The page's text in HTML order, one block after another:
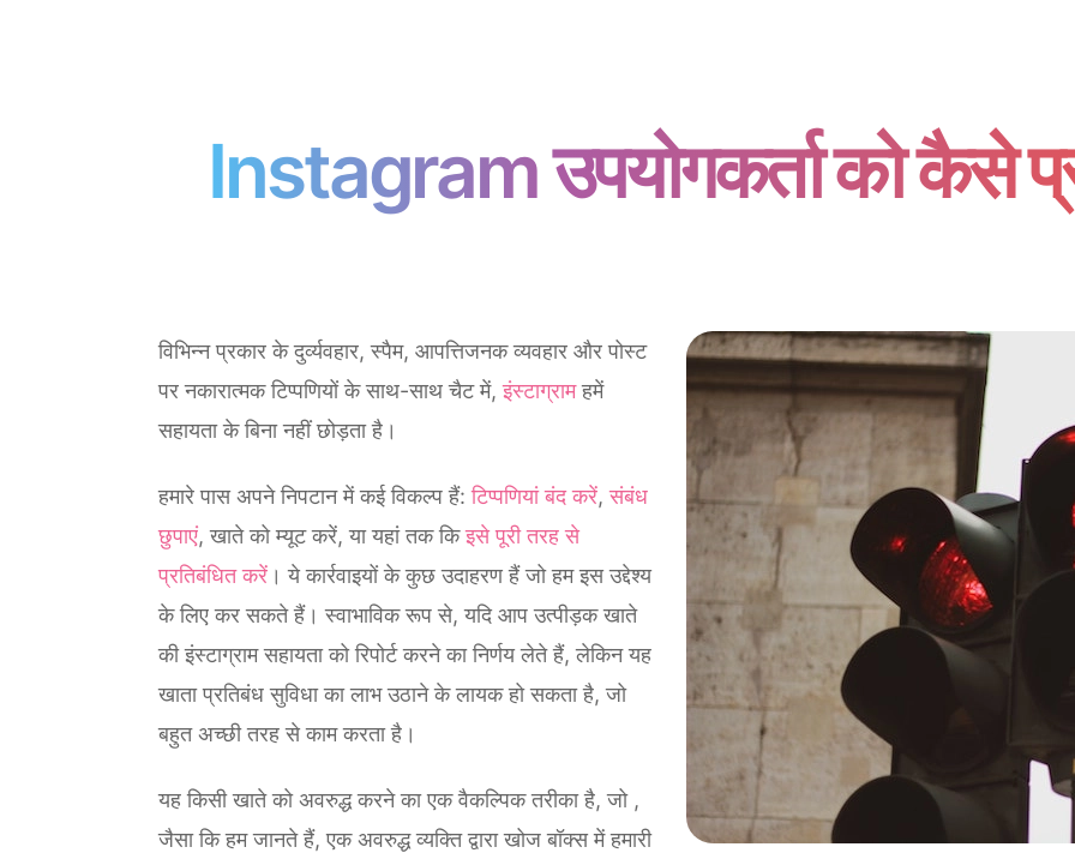
Instagram उपयोगकर्ता को कैसे
विभिन्न प्रकार के दुर्व्यवहार, स्पैम, आपत्तिजनक व्यवहार और पोस्ट
पर नकारात्मक टिप्पणियों के साथ-साथ चैट में,इंस्टाग्रामहमें
सहायता के बिना नहीं छोड़ता है।
हमारे पास अपने निपटान में कई विकल्प हैं:टिप्पणियां बंद करें,संबंध
छुपाएं, खाते को म्यूट करें, या यहां तक ​​किइसे पूरी तरह से
प्रतिबंधित करें । ये कार्रवाइयों के कुछ उदाहरण हैं जो हम इस उद्देश्य
के लिए कर सकते हैं। स्वाभाविक रूप से, यदि आप उत्पीड़क खाते
की इंस्टाग्राम सहायता को रिपोर्ट करने का निर्णय लेते हैं, लेकिन यह
खाता प्रतिबंध सुविधा का लाभ उठाने के लायक हो सकता है, जो
बहुत अच्छी तरह से काम करता है।
यह किसी खाते को अवरुद्ध करने का एक वैकल्पिक तरीका है, जो ,
जैसा कि हम जानते हैं, एक अवरुद्ध व्यक्ति द्वारा खोज बॉक्स में हमारी